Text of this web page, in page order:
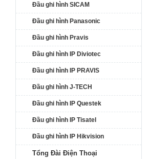
Đầu ghi hình SICAM
Đầu ghi hình Panasonic
Đầu ghi hình Pravis
Đầu ghi hình IP Diviotec
Đầu ghi hình IP PRAVIS
Đầu ghi hình J-TECH
Đầu ghi hình IP Questek
Đầu ghi hình IP Tisatel
Đầu ghi hình IP Hikvision
Tổng Đài Điện Thoại